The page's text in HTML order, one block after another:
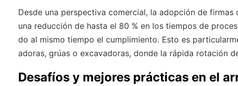
Desde una perspectiva comercial, la adopción de
una reducción de hasta el 80 % en los tiempos de
do al mismo tiempo el cumplimiento. Esto es
adoras, grúas o excavadoras, donde la rápida rotación
Desafíos y mejores prácticas en el